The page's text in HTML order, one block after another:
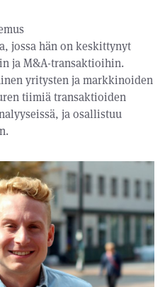
jossa hän on keskittynyt
ja M&A-transaktioihin.
yritysten ja markkinoiden
tiimiä transaktioiden
ja osallistuu